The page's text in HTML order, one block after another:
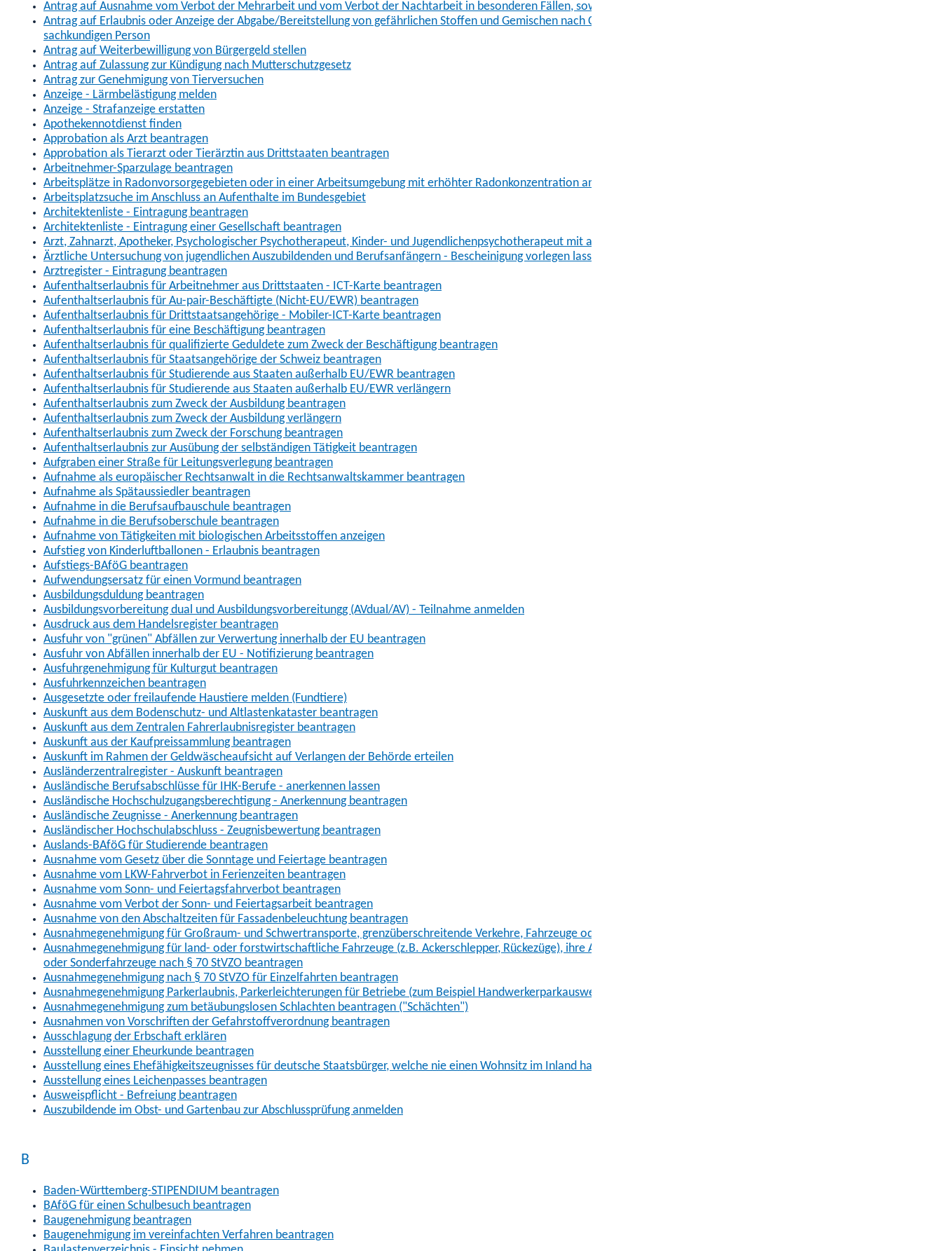
Antrag auf Ausnahme vom Verbot der Mehrarbeit und vom Verbot der Nachtarbeit in besonderen Fällen, sowie der Art der Arbeit und dem Arbeitstempo
Antrag auf Erlaubnis oder Anzeige der Abgabe/Bereitstellung von gefährlichen Stoffen und Gemischen nach ChemVerbotsV sowie Änderungsanzeigen bei Wechsel der
sachkundigen Person
Antrag auf Weiterbewilligung von Bürgergeld stellen
Antrag auf Zulassung zur Kündigung nach Mutterschutzgesetz
Antrag zur Genehmigung von Tierversuchen
Anzeige - Lärmbelästigung melden
Anzeige - Strafanzeige erstatten
Apothekennotdienst finden
Approbation als Arzt beantragen
Approbation als Tierarzt oder Tierärztin aus Drittstaaten beantragen
Arbeitnehmer-Sparzulage beantragen
Arbeitsplätze in Radonvorsorgegebieten oder in einer Arbeitsumgebung mit erhöhter Radonkonzentration anmelden
Arbeitsplatzsuche im Anschluss an Aufenthalte im Bundesgebiet
Architektenliste - Eintragung beantragen
Architektenliste - Eintragung einer Gesellschaft beantragen
Arzt, Zahnarzt, Apotheker, Psychologischer Psychotherapeut, Kinder- und Jugendlichenpsychotherapeut mit ausländischer Berufsausbildung – Approbation beantragen
Ärztliche Untersuchung von jugendlichen Auszubildenden und Berufsanfängern - Bescheinigung vorlegen lassen
Arztregister - Eintragung beantragen
Aufenthaltserlaubnis für Arbeitnehmer aus Drittstaaten - ICT-Karte beantragen
Aufenthaltserlaubnis für Au-pair-Beschäftigte (Nicht-EU/EWR) beantragen
Aufenthaltserlaubnis für Drittstaatsangehörige - Mobiler-ICT-Karte beantragen
Aufenthaltserlaubnis für eine Beschäftigung beantragen
Aufenthaltserlaubnis für qualifizierte Geduldete zum Zweck der Beschäftigung beantragen
Aufenthaltserlaubnis für Staatsangehörige der Schweiz beantragen
Aufenthaltserlaubnis für Studierende aus Staaten außerhalb EU/EWR beantragen
Aufenthaltserlaubnis für Studierende aus Staaten außerhalb EU/EWR verlängern
Aufenthaltserlaubnis zum Zweck der Ausbildung beantragen
Aufenthaltserlaubnis zum Zweck der Ausbildung verlängern
Aufenthaltserlaubnis zum Zweck der Forschung beantragen
Aufenthaltserlaubnis zur Ausübung der selbständigen Tätigkeit beantragen
Aufgraben einer Straße für Leitungsverlegung beantragen
Aufnahme als europäischer Rechtsanwalt in die Rechtsanwaltskammer beantragen
Aufnahme als Spätaussiedler beantragen
Aufnahme in die Berufsaufbauschule beantragen
Aufnahme in die Berufsoberschule beantragen
Aufnahme von Tätigkeiten mit biologischen Arbeitsstoffen anzeigen
Aufstieg von Kinderluftballonen - Erlaubnis beantragen
Aufstiegs-BAföG beantragen
Aufwendungsersatz für einen Vormund beantragen
Ausbildungsduldung beantragen
Ausbildungsvorbereitung dual und Ausbildungsvorbereitungg (AVdual/AV) - Teilnahme anmelden
Ausdruck aus dem Handelsregister beantragen
Ausfuhr von "grünen" Abfällen zur Verwertung innerhalb der EU beantragen
Ausfuhr von Abfällen innerhalb der EU - Notifizierung beantragen
Ausfuhrgenehmigung für Kulturgut beantragen
Ausfuhrkennzeichen beantragen
Ausgesetzte oder freilaufende Haustiere melden (Fundtiere)
Auskunft aus dem Bodenschutz- und Altlastenkataster beantragen
Auskunft aus dem Zentralen Fahrerlaubnisregister beantragen
Auskunft aus der Kaufpreissammlung beantragen
Auskunft im Rahmen der Geldwäscheaufsicht auf Verlangen der Behörde erteilen
Ausländerzentralregister - Auskunft beantragen
Ausländische Berufsabschlüsse für IHK-Berufe - anerkennen lassen
Ausländische Hochschulzugangsberechtigung - Anerkennung beantragen
Ausländische Zeugnisse - Anerkennung beantragen
Ausländischer Hochschulabschluss - Zeugnisbewertung beantragen
Auslands-BAföG für Studierende beantragen
Ausnahme vom Gesetz über die Sonntage und Feiertage beantragen
Ausnahme vom LKW-Fahrverbot in Ferienzeiten beantragen
Ausnahme vom Sonn- und Feiertagsfahrverbot beantragen
Ausnahme vom Verbot der Sonn- und Feiertagsarbeit beantragen
Ausnahme von den Abschaltzeiten für Fassadenbeleuchtung beantragen
Ausnahmegenehmigung für Großraum- und Schwertransporte, grenzüberschreitende Verkehre, Fahrzeuge oder Fahrzeugkombinationen nach § 70 StVZO beantragen
Ausnahmegenehmigung für land- oder forstwirtschaftliche Fahrzeuge (z.B. Ackerschlepper, Rückezüge), ihre Anhänger, Arbeitsmaschinen (z.B. Gabelstapler, Mähdrescher)
oder Sonderfahrzeuge nach § 70 StVZO beantragen
Ausnahmegenehmigung nach § 70 StVZO für Einzelfahrten beantragen
Ausnahmegenehmigung Parkerlaubnis, Parkerleichterungen für Betriebe (zum Beispiel Handwerkerparkausweis)
Ausnahmegenehmigung zum betäubungslosen Schlachten beantragen ("Schächten")
Ausnahmen von Vorschriften der Gefahrstoffverordnung beantragen
Ausschlagung der Erbschaft erklären
Ausstellung einer Eheurkunde beantragen
Ausstellung eines Ehefähigkeitszeugnisses für deutsche Staatsbürger, welche nie einen Wohnsitz im Inland hatten
Ausstellung eines Leichenpasses beantragen
Ausweispflicht - Befreiung beantragen
Auszubildende im Obst- und Gartenbau zur Abschlussprüfung anmelden
B
Baden-Württemberg-STIPENDIUM beantragen
BAföG für einen Schulbesuch beantragen
Baugenehmigung beantragen
Baugenehmigung im vereinfachten Verfahren beantragen